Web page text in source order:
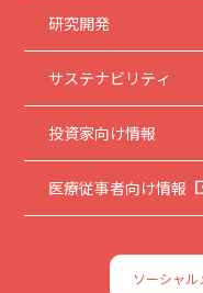
研究開発
サステナビリティ
投資家向け情報
医療従事者向け情報
ソーシャル